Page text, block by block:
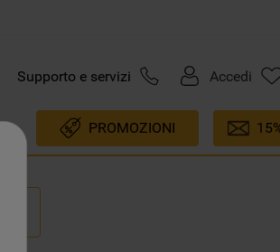
Supporto e servizi Accedi
PROMOZIONI